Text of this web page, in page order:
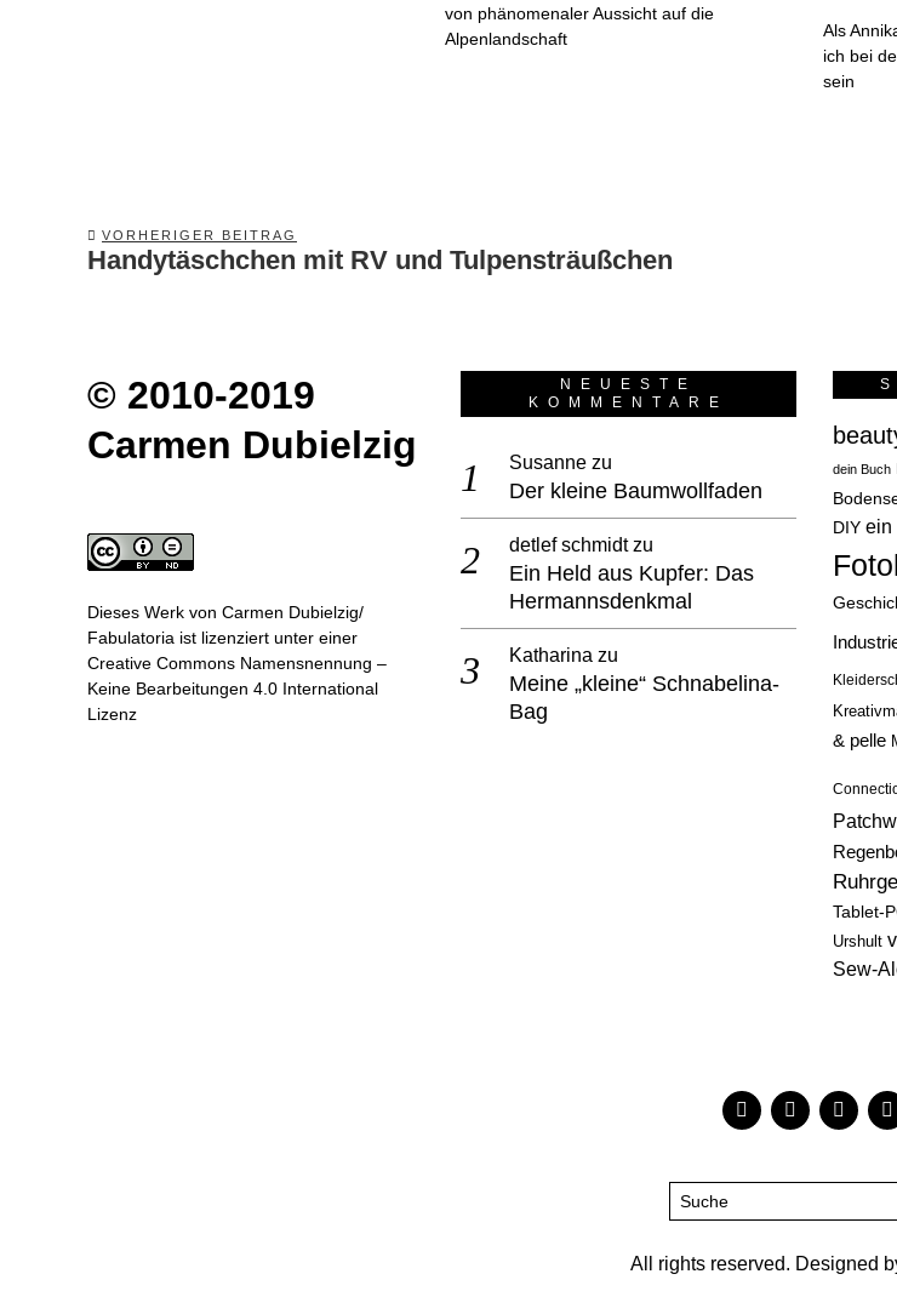
von phänomenaler Aussicht auf die
Alpenlandschaft
Als
ich bei
sein
VORHERIGER BEITRAG
Previous
Handytäschchen mit RV und Tulpensträußchen
© 2010-2019
Carmen Dubielzig
Dieses Werk von Carmen Dubielzig/
Fabulatoria ist lizenziert unter einer
Creative Commons Namensnennung –
Keine Bearbeitungen 4.0 International
Lizenz
NEUESTE
KOMMENTARE
Susannezu
Der kleine Baumwollfaden
detlef schmidtzu
Ein Held aus Kupfer: Das
Hermannsdenkmal
Katharina zu
Meine „kleine“ Schnabelina-
Bag
dein Buch
DIY ein
& pelle
Tablet-
Urshult
Sew-
All rights reserved. Designed